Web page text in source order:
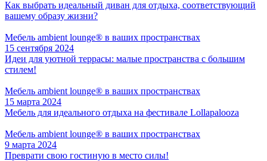
Как выбрать идеальный диван для отдыха, соответствующий
вашему образу жизни?
Мебель ambient lounge® в ваших пространствах
15 сентября 2024
Идеи для уютной террасы: малые пространства с большим
стилем!
Мебель ambient lounge® в ваших пространствах
15 марта 2024
Мебель для идеального отдыха на фестивале Lollapalooza
Мебель ambient lounge® в ваших пространствах
9 марта 2024
Преврати свою гостиную в место силы!